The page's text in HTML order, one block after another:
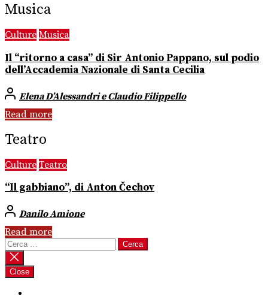
Musica
Culture Musica
Il “ritorno a casa” di Sir Antonio Pappano, sul podio
dell’Accademia Nazionale di Santa Cecilia
Elena D’Alessandri e Claudio Filippello
Read more
Teatro
Culture Teatro
“Il gabbiano”, di Anton Čechov
Danilo Amione
Read more
Ricerca
per:
Close